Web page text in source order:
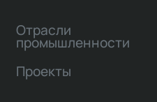
Отрасли
промышленности
Проекты